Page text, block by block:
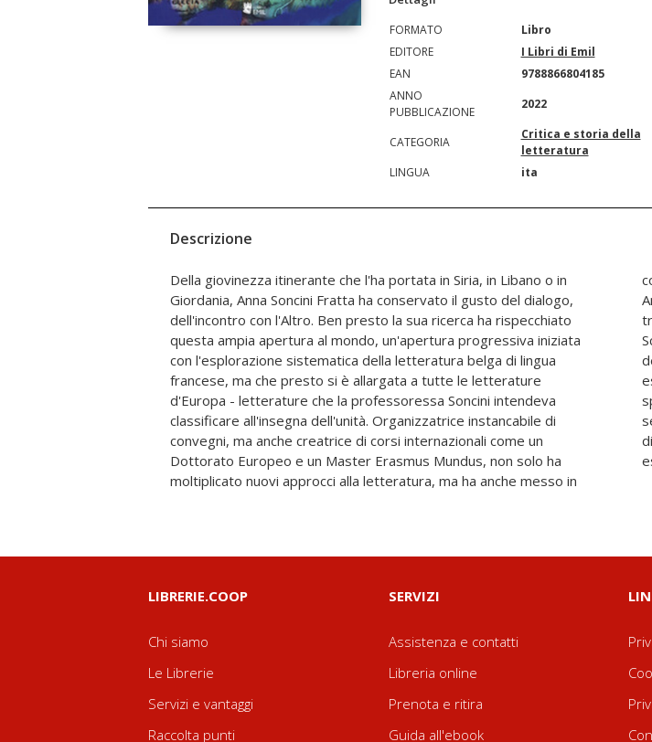
FORMATO
Libro
EDITORE
I Libri di Emil
EAN
9788866804185
ANNO
PUBBLICAZIONE
2022
CATEGORIA
Critica e storia della
letteratura
LINGUA
ita
Descrizione
Della giovinezza itinerante che l'ha portata in Siria, in Libano o in
Giordania, Anna Soncini Fratta ha conservato il gusto del dialogo,
dell'incontro con l'Altro. Ben presto la sua ricerca ha rispecchiato
questa ampia apertura al mondo, un'apertura progressiva iniziata
con l'esplorazione sistematica della letteratura belga di lingua
francese, ma che presto si è allargata a tutte le letterature
d'Europa - letterature che la professoressa Soncini intendeva
classificare all'insegna dell'unità. Organizzatrice instancabile di
convegni, ma anche creatrice di corsi internazionali come un
Dottorato Europeo e un Master Erasmus Mundus, non solo ha
moltiplicato nuovi approcci alla letteratura, ma ha anche messo in
contatto le culture più lontane, dall'Africa all'Asia, dalle due
Ameríche all'Europa. Ed è proprio questa apertura al mondo che
trova oggi la giusta eco nelle testimonianze d'amicizia qui raccolte.
Scorrendo l'indice, è possibile vedere fino a che punto i soli nomi
dei firmatari suggeriscano di per sé una dimensione internazionale
esemplare. Nomi italiani e francesi, indiani e russi, norvegesi e
spagnoli, belgi e portoghesi, greci, georgiani e canadesi,
senegalesi e bulgari, svizzeri e polacchi ... - tutti riuniti sotto quello
di Anna Soncini Fratta - perché, come dice Éluard, «doveva pur
LIBRERIE.COOP
Chi siamo
Le Librerie
Servizi e vantaggi
Raccolta punti
SERVIZI
Assistenza e contatti
Libreria online
Prenota e ritira
Guida all'ebook